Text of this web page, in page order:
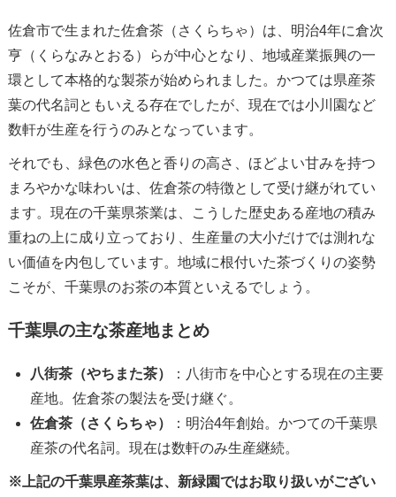
佐倉市で生まれた佐倉茶（さくらちゃ）は、明治4年に倉次
亨（くらなみとおる）らが中心となり、地域産業振興の一
環として本格的な製茶が始められました。かつては県産茶
葉の代名詞ともいえる存在でしたが、現在では小川園など
数軒が生産を行うのみとなっています。
それでも、緑色の水色と香りの高さ、ほどよい甘みを持つ
まろやかな味わいは、佐倉茶の特徴として受け継がれてい
ます。現在の千葉県茶業は、こうした歴史ある産地の積み
重ねの上に成り立っており、生産量の大小だけでは測れな
い価値を内包しています。地域に根付いた茶づくりの姿勢
こそが、千葉県のお茶の本質といえるでしょう。
千葉県の主な茶産地まとめ
八街茶（やちまた茶）
：八街市を中心とする現在の主要
産地。佐倉茶の製法を受け継ぐ。
佐倉茶（さくらちゃ）
：明治4年創始。かつての千葉県
産茶の代名詞。現在は数軒のみ生産継続。
※上記の千葉県産茶葉は、新緑園ではお取り扱いがござい